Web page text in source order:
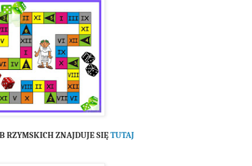
RZYMSKICH ZNAJDUJE SIĘTUTAJ